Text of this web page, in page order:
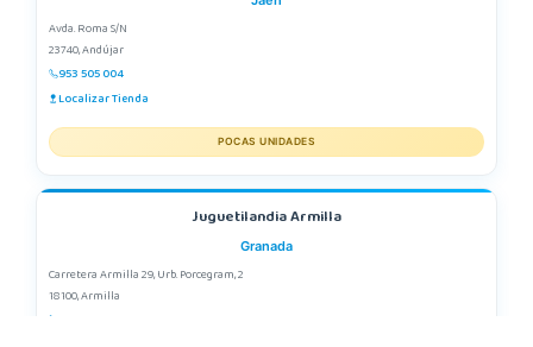
Avda. Roma S/N
23740, Andújar
953 505 004
Localizar Tienda
POCAS UNIDADES
Juguetilandia Armilla
Granada
Carretera Armilla 29, Urb. Porcegram, 2
18100, Armilla